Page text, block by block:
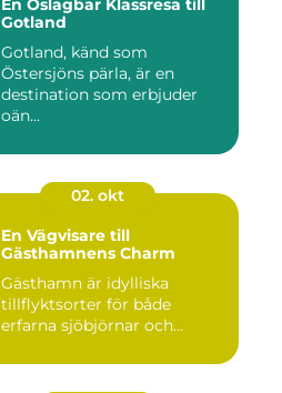
En Oslagbar Klassresa till
Gotland
Gotland, känd som
Östersjöns pärla, är en
destination som erbjuder
oän...
02. okt
En Vägvisare till
Gästhamnens Charm
Gästhamn är idylliska
tillflyktsorter för både
erfarna sjöbjörnar och...